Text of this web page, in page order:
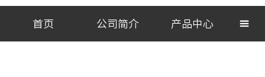
首页 公司简介 产品中心 